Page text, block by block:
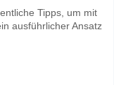
Tipps, um mit
ausführlicher Ansatz